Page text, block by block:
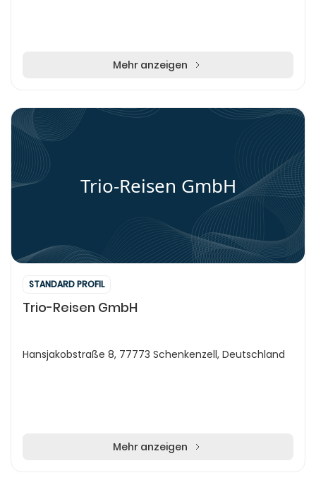
Mehr anzeigen
Trio-Reisen GmbH
STANDARD PROFIL
Trio-Reisen GmbH
Hansjakobstraße 8, 77773 Schenkenzell, Deutschland
Mehr anzeigen